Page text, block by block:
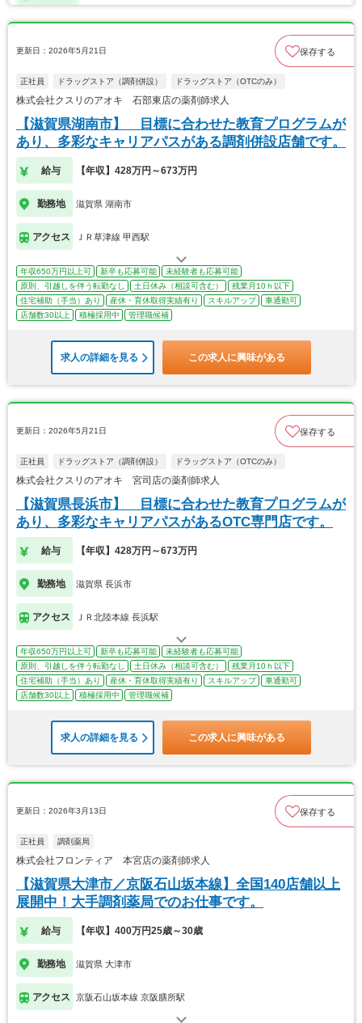
更新日：2026年5月21日 保存する
正社員 ドラッグストア（調剤併設） ドラッグストア（OTCのみ）
株式会社クスリのアオキ 石部東店の薬剤師求人
【滋賀県湖南市】 目標に合わせた教育プログラムが
あり、多彩なキャリアパスがある調剤併設店舗です。
給与 【年収】428万円～673万円
勤務地 滋賀県 湖南市
アクセス ＪＲ草津線 甲西駅
年収650万円以上可 新卒も応募可能
未経験者も応募可能
原則、引越しを伴う転勤なし
土日休み（相談可含む）
残業月10ｈ以下
住宅補助（手当）あり
産休・育休取得実績有り スキルアップ
車通勤可
店舗数30以上
積極採用中 管理職候補
求人の詳細を見る この求人に興味がある
更新日：2026年5月21日 保存する
正社員 ドラッグストア（調剤併設） ドラッグストア（OTCのみ）
株式会社クスリのアオキ 宮司店の薬剤師求人
【滋賀県長浜市】 目標に合わせた教育プログラムが
あり、多彩なキャリアパスがあるOTC専門店です。
給与 【年収】428万円～673万円
勤務地 滋賀県 長浜市
アクセス ＪＲ北陸本線 長浜駅
年収650万円以上可 新卒も応募可能
未経験者も応募可能
原則、引越しを伴う転勤なし
土日休み（相談可含む）
残業月10ｈ以下
住宅補助（手当）あり
産休・育休取得実績有り スキルアップ
車通勤可
店舗数30以上
積極採用中 管理職候補
求人の詳細を見る この求人に興味がある
更新日：2026年3月13日 保存する
正社員 調剤薬局
株式会社フロンティア 本宮店の薬剤師求人
【滋賀県大津市／京阪石山坂本線】全国140店舗以上
展開中！大手調剤薬局でのお仕事です。
給与 【年収】400万円25歳～30歳
勤務地 滋賀県 大津市
アクセス 京阪石山坂本線 京阪膳所駅